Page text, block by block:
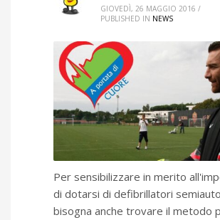
GIOVEDÌ, 26 MAGGIO 2016 /
PUBLISHED IN NEWS
Per sensibilizzare in merito
di dotarsi di defibrillatori
bisogna anche trovare il metodo